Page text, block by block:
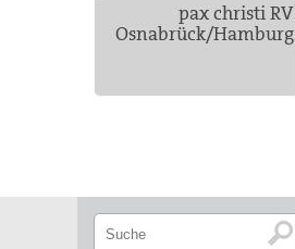
pax christi RV
Osnabrück/Hamburg